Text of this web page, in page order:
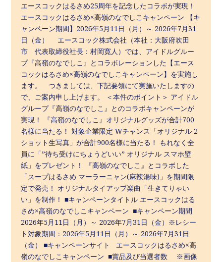
エースコックはるさめ25周年を記念したコラボが実現！
エースコックはるさめ×高嶺のなでしこキャンペーン 【キ
ャンペーン期間】2026年5月11日（月）～ 2026年7月31
日（金） エースコック株式会社（本社：大阪府吹田
市 代表取締役社長：村岡寛人）では、アイドルグルー
プ『高嶺のなでしこ』とコラボレーションした【エース
コックはるさめ×高嶺のなでしこキャンペーン】を実施し
ます。 つきましては、下記要領にて実施いたしますの
で、ご案内申し上げます。 ＜本件のポイント＞ アイドル
グループ『高嶺のなでしこ』とのコラボキャンペーンが
実現！ 『高嶺のなでしこ』オリジナルグッズが合計700
名様に当たる！ 対象企業限定 Wチャンス「オリジナル 2
ショット生写真」が合計900名様に当たる！ もれなく全
員に「”待ち受けにちょうどいい” オリジナル スマホ壁
紙」をプレゼント！ 『高嶺のなでしこ』とコラボした
「スープはるさめ マーラーニャン(麻辣湯味)」を期間限
定で発売！ オリジナルタイアップ楽曲「生きてりゃい
い」を制作！ ■キャンペーンタイトル エースコックはる
さめ×高嶺のなでしこキャンペーン ■キャンペーン期間
2026年5月11日（月）～ 2026年7月31日（金）※レシー
ト対象期間：2026年5月11日（月）～ 2026年7月31日
（金） ■キャンペーンサイト エースコックはるさめ×高
嶺のなでしこキャンペーン ■賞品及び当選者数 ※画像